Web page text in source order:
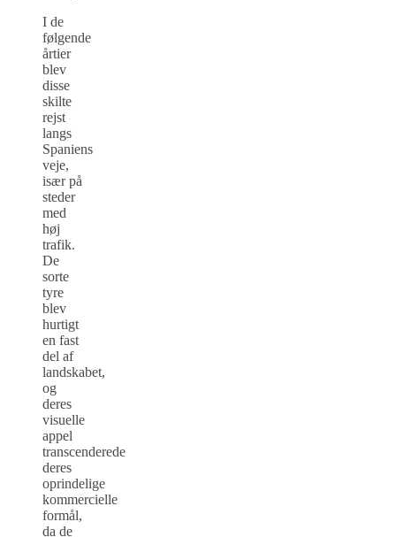
I de
følgende
årtier
blev
disse
skilte
rejst
langs
Spaniens
veje,
især på
steder
med
høj
trafik.
De
sorte
tyre
blev
hurtigt
en fast
del af
landskabet,
og
deres
visuelle
appel
transcenderede
deres
oprindelige
kommercielle
formål,
da de